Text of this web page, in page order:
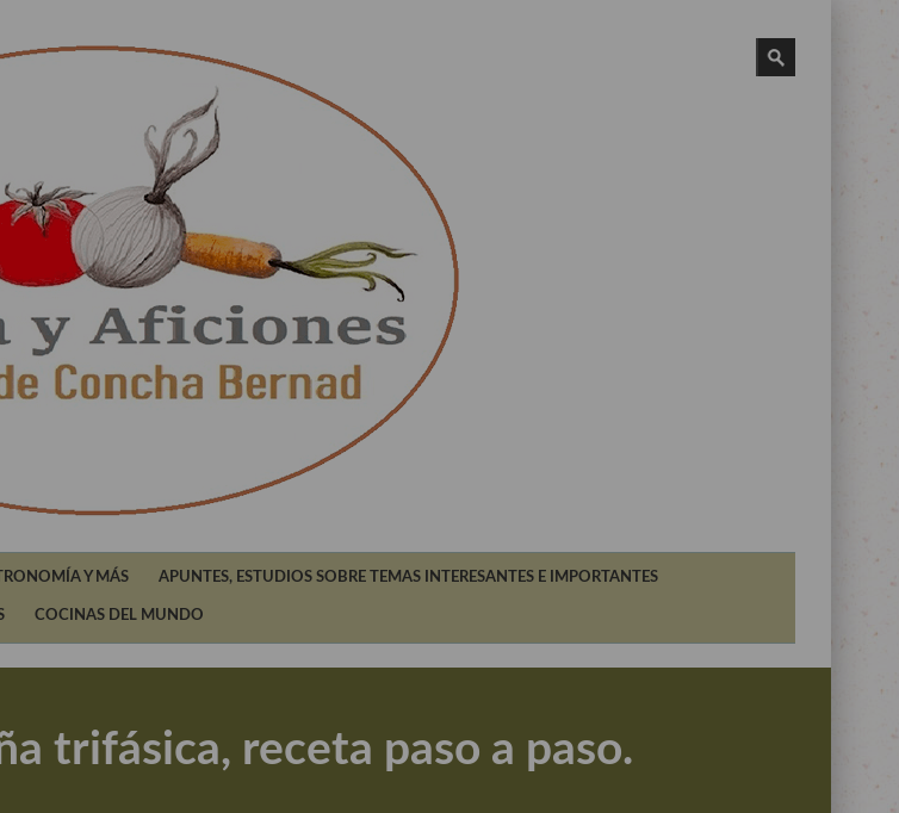
Y MÁS APUNTES, ESTUDIOS SOBRE TEMAS INTERESANTES E IMPORTANTES
COCINAS DEL MUNDO
trifásica, receta paso a paso.